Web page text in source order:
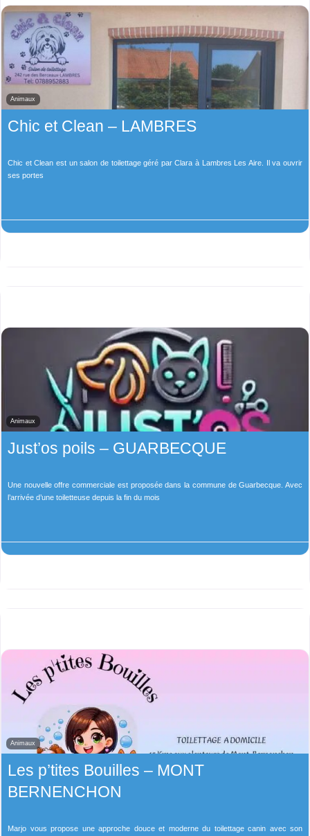
Animaux
Chic et Clean – LAMBRES
Chic et Clean est un salon de toilettage géré par Clara à Lambres Les Aire. Il va ouvrir
ses portes
Animaux
Just’os poils – GUARBECQUE
Une nouvelle offre commerciale est proposée dans la commune de Guarbecque. Avec
l’arrivée d’une toiletteuse depuis la fin du mois
Animaux
Les p’tites Bouilles – MONT
BERNENCHON
Marjo vous propose une approche douce et moderne du toilettage canin avec son